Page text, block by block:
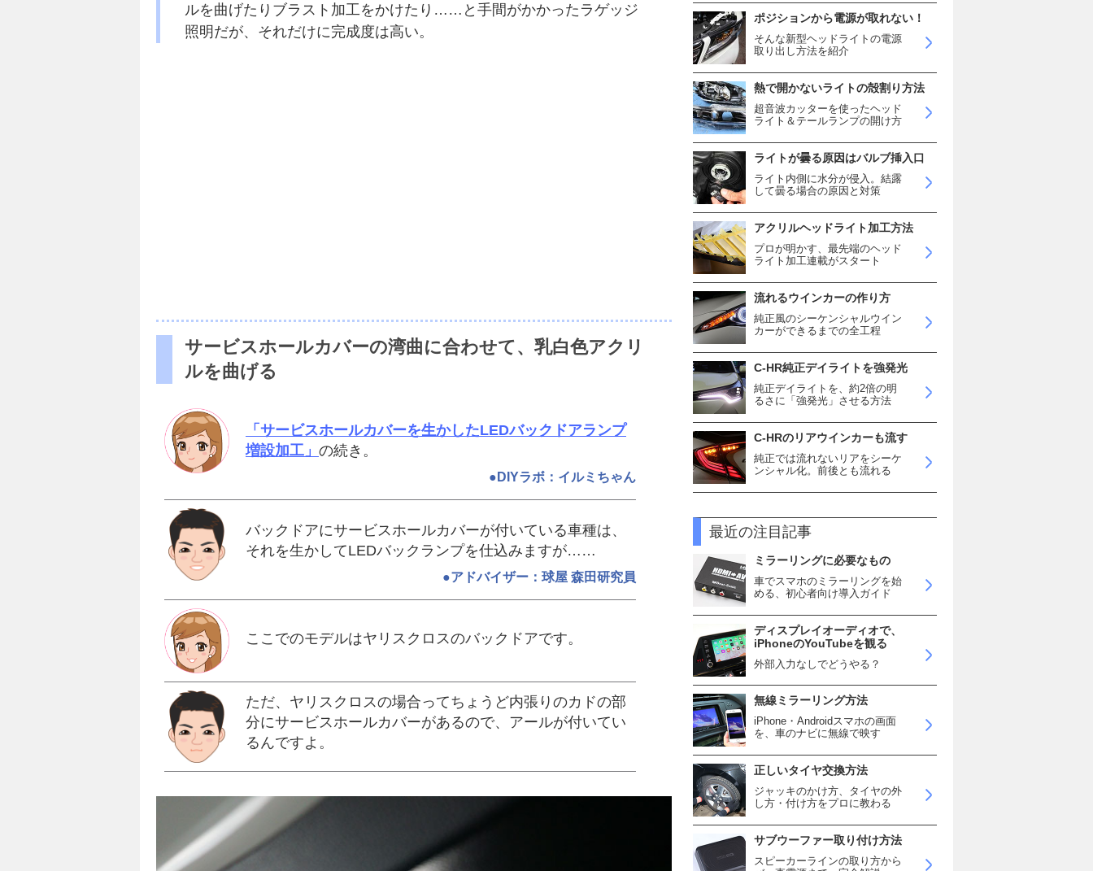
ルを曲げたりブラスト加工をかけたり……と手間がかかったラゲッジ
照明だが、それだけに完成度は高い。
サービスホールカバーの湾曲に合わせて、乳白色アクリ
ルを曲げる
「サービスホールカバーを生かしたLEDバックドアランプ
増設加工」 の続き。
●DIYラボ：イルミちゃん
バックドアにサービスホールカバーが付いている車種は、
それを生かしてLEDバックランプを仕込みますが……
●アドバイザー：球屋 森田研究員
ここでのモデルはヤリスクロスのバックドアです。
ただ、ヤリスクロスの場合ってちょうど内張りのカドの部
分にサービスホールカバーがあるので、アールが付いてい
るんですよ。
ポジションから電源が取れない！
そんな新型ヘッドライトの電源
取り出し方法を紹介
熱で開かないライトの殻割り方法
超音波カッターを使ったヘッド
ライト＆テールランプの開け方
ライトが曇る原因はバルブ挿入口
ライト内側に水分が侵入。結露
して曇る場合の原因と対策
アクリルヘッドライト加工方法
プロが明かす、最先端のヘッド
ライト加工連載がスタート
流れるウインカーの作り方
純正風のシーケンシャルウイン
カーができるまでの全工程
C-HR純正デイライトを強発光
純正デイライトを、約2倍の明
るさに「強発光」させる方法
C-HRのリアウインカーも流す
純正では流れないリアをシーケ
ンシャル化。前後とも流れる
最近の注目記事
ミラーリングに必要なもの
車でスマホのミラーリングを始
める、初心者向け導入ガイド
ディスプレイオーディオで、
iPhoneのYouTubeを観る
外部入力なしでどうやる？
無線ミラーリング方法
iPhone・Androidスマホの画面
を、車のナビに無線で映す
正しいタイヤ交換方法
ジャッキのかけ方、タイヤの外
し方・付け方をプロに教わる
サブウーファー取り付け方法
スピーカーラインの取り方から